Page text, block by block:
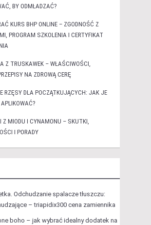
BY ODMŁADZAĆ?
KURS BHP ONLINE – ZGODNOŚĆ Z
PROGRAM SZKOLENIA I CERTYFIKAT
Z TRUSKAWEK – WŁAŚCIWOŚCI,
NA ZDROWĄ CERĘ
RZĘSY DLA POCZĄTKUJĄCYCH: JAK JE
Z MIODU I CYNAMONU – SKUTKI,
I PORADY
Odchudzanie spalacze tłuszczu:
– triapidix300 cena zamiennika
boho – jak wybrać idealny dodatek na